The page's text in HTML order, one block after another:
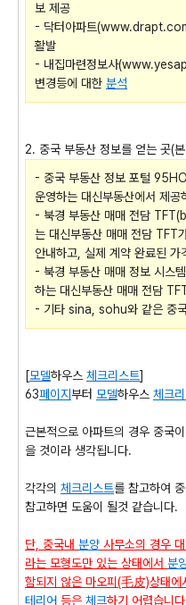
보 제공
- 닥터아파트
활발
- 내집마련정보사
변경등에 대한 분석
2. 중국 부동산 정보를 얻는 곳(
- 중국 부동산 정보 포털
운영하는 대신부동산에서 제공
- 북경 부동산 매매 전담
는 대신부동산 매매 전담 TFT
안내하고, 실제 계약 완료된 가
- 북경 부동산 매매 정보 시
하는 대신부동산 매매 전담
- 기타 sina, sohu와 같은 중
[모델하우스 체크리스트]
63페이지 부터 모델하우스 체크
근본적으로 아파트의 경우 중국
을 것이라 생각됩니다.
각각의 체크리스트를 참고하여
참고하면 도움이 될것 같습니다.
단, 중국내 분양 사무소의 경우
라는 모형도만 있는 상태에서 분
함되지 않은 마오피(毛皮)상태에
테리어 등은 체크하기 어렵습니